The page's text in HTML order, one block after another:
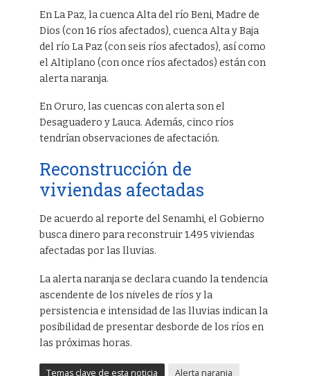
En La Paz, la cuenca Alta del río Beni, Madre de
Dios (con 16 ríos afectados), cuenca Alta y Baja
del río La Paz (con seis ríos afectados), así como
el Altiplano (con once ríos afectados) están con
alerta naranja.
En Oruro, las cuencas con alerta son el
Desaguadero y Lauca. Además, cinco ríos
tendrían observaciones de afectación.
Reconstrucción de
viviendas afectadas
De acuerdo al reporte del Senamhi, el Gobierno
busca dinero para reconstruir 1.495 viviendas
afectadas por las lluvias.
La alerta naranja se declara cuando la tendencia
ascendente de los niveles de ríos y la
persistencia e intensidad de las lluvias indican la
posibilidad de presentar desborde de los ríos en
las próximas horas.
Temas clave de esta noticia
Alerta naranja